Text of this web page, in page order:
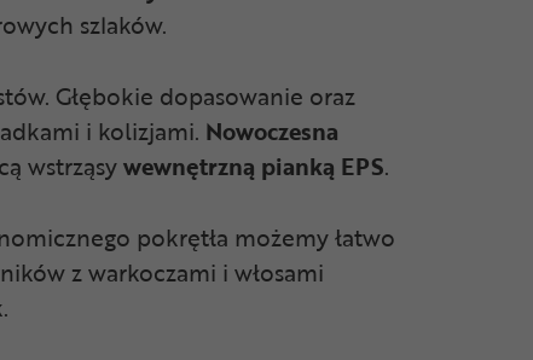
szlaków.
Głębokie dopasowanie oraz
i kolizjami. Nowoczesna
wstrząsywewnętrzną pianką EPS.
pokrętła możemy łatwo
z warkoczami i włosami